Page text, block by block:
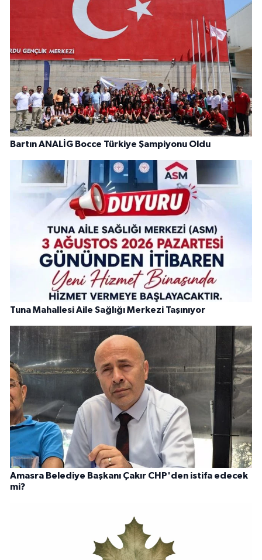
Bartın ANALİG Bocce Türkiye Şampiyonu Oldu
Tuna Mahallesi Aile Sağlığı Merkezi Taşınıyor
Amasra Belediye Başkanı Çakır CHP'den istifa edecek
mi?